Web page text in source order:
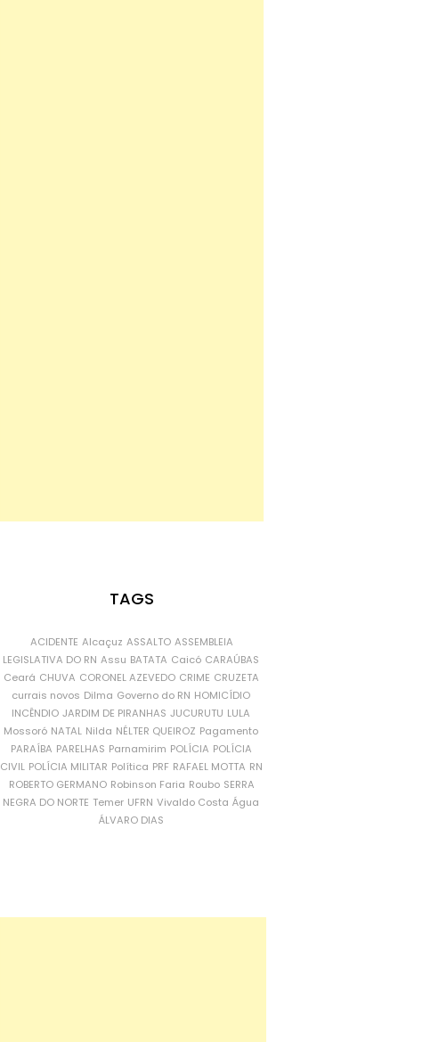
TAGS
ACIDENTE Alcaçuz ASSALTO ASSEMBLEIA
LEGISLATIVA DO RN Assu BATATA Caicó CARAÚBAS
Ceará CHUVA CORONEL AZEVEDO CRIME CRUZETA
currais novos Dilma Governo do RN HOMICÍDIO
INCÊNDIO JARDIM DE PIRANHAS JUCURUTU LULA
Mossoró NATAL Nilda NÉLTER QUEIROZ Pagamento
PARAÍBA PARELHAS Parnamirim POLÍCIA POLÍCIA
CIVIL POLÍCIA MILITAR Política PRF RAFAEL MOTTA RN
ROBERTO GERMANO Robinson Faria Roubo SERRA
NEGRA DO NORTE Temer UFRN Vivaldo Costa Água
ÁLVARO DIAS